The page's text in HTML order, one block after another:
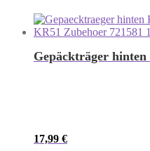
Gepäckträger
17,99 €